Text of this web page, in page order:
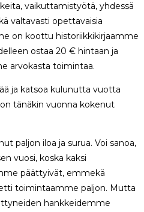
vaikuttamistyötä, yhdessä
valtavasti opettavaisia
on koottu historiikkikirjaamme
ostaa 20 € hintaan ja
arvokasta toimintaa.
ja katsoa kulunutta vuotta
tänäkin vuonna kokenut
paljon iloa ja surua. Voi sanoa,
vuosi, koska kaksi
päättyivät, emmekä
toimintaamme paljon. Mutta
hankkeidemme